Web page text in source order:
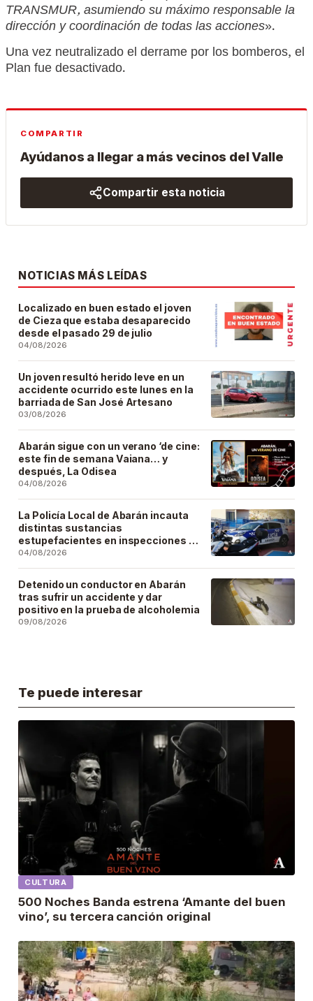
TRANSMUR, asumiendo su máximo responsable la
dirección y coordinación de todas las acciones».
Una vez neutralizado el derrame por los bomberos, el
Plan fue desactivado.
COMPARTIR
Ayúdanos a llegar a más vecinos del Valle
Compartir esta noticia
NOTICIAS MÁS LEÍDAS
Localizado en buen estado el joven
de Cieza que estaba desaparecido
desde el pasado 29 de julio
04/08/2026
Un joven resultó herido leve en un
accidente ocurrido este lunes en la
barriada de San José Artesano
03/08/2026
Abarán sigue con un verano ‘de cine:
este fin de semana Vaiana… y
después, La Odisea
04/08/2026
La Policía Local de Abarán incauta
distintas sustancias
estupefacientes en inspecciones a
locales públicos del municipio
04/08/2026
Detenido un conductor en Abarán
tras sufrir un accidente y dar
positivo en la prueba de alcoholemia
09/08/2026
Te puede interesar
CULTURA
500 Noches Banda estrena ‘Amante del buen
vino’, su tercera canción original